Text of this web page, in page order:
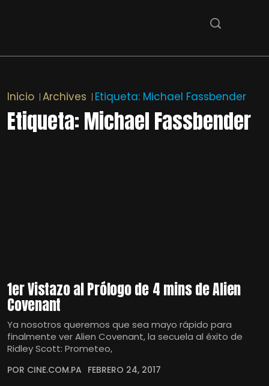
Inicio Archives Etiqueta: Michael Fassbender
Etiqueta:Michael Fassbender
1er Vistazo al Prólogo de 4 mins de Alien
Covenant
Ya nosotros queremos que sea mayo rápido para
finalmente ver Alien Covenant, la secuela al éxito de
Ridley Scott: Prometeo,
POR CINE.COM.PA FEBRERO 24, 2017